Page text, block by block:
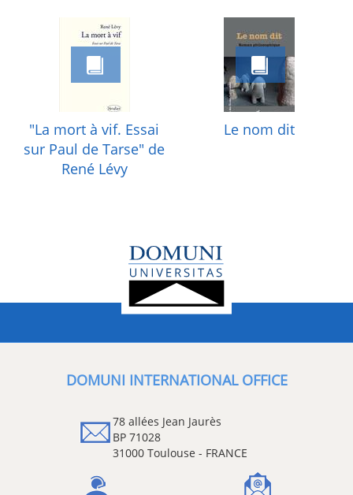
"La mort à vif. Essai
sur Paul de Tarse" de
René Lévy
Le nom dit
DOMUNI INTERNATIONAL OFFICE
78 allées Jean Jaurès
BP 71028
31000 Toulouse - FRANCE